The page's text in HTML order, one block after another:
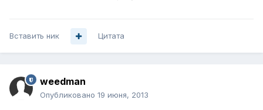
Вставить ник Цитата
weedman
Опубликовано 19 июня, 2013